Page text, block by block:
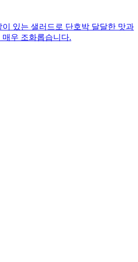
있는 샐러드로 단호박 달달한 맛과
우 조화롭습니다.